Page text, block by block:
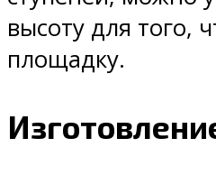
высоту для того,
площадку.